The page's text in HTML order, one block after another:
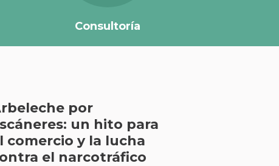
Consultoría
por
un hito para
comercio y la lucha
el narcotráfico